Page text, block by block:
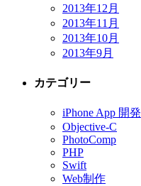
2013年12月
2013年11月
2013年10月
2013年9月
カテゴリー
iPhone App 開発
Objective-C
PhotoComp
PHP
Swift
Web制作